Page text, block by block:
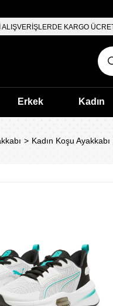
KARGO
Erkek Kadın
Kadın Koşu Ayakkabı